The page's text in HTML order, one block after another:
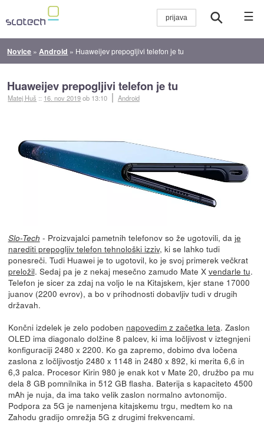
☰
Novice » Android » Huaweijev prepogljivi telefon je tu
Huaweijev prepogljivi telefon je tu
Matej Huš :: 16. nov 2019ob 13:10 Android
Slo-Tech - Proizvajalci pametnih telefonov so že ugotovili, da je
narediti prepogljiv telefon tehnološki izziv, ki se lahko tudi
ponesreči. Tudi Huawei je to ugotovil, ko je svoj primerek večkrat
preložil. Sedaj pa je z nekaj mesečno zamudo Mate X vendarle tu.
Telefon je sicer za zdaj na voljo le na Kitajskem, kjer stane 17000
juanov (2200 evrov), a bo v prihodnosti dobavljiv tudi v drugih
državah.
Končni izdelek je zelo podoben napovedim z začetka leta. Zaslon
OLED ima diagonalo dolžine 8 palcev, ki ima ločljivost v iztegnjeni
konfiguraciji 2480 x 2200. Ko ga zapremo, dobimo dva ločena
zaslona z ločljivostjo 2480 x 1148 in 2480 x 892, ki merita 6,6 in
6,3 palca. Procesor Kirin 980 je enak kot v Mate 20, družbo pa mu
dela 8 GB pomnilnika in 512 GB flasha. Baterija s kapaciteto 4500
mAh je nuja, da ima tako velik zaslon normalno avtonomijo.
Podpora za 5G je namenjena kitajskemu trgu, medtem ko na
Zahodu gradijo omrežja 5G z drugimi frekvencami.